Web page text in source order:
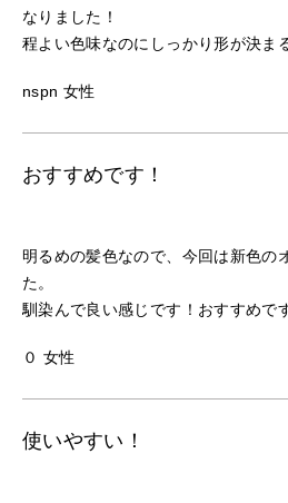
なりました！
程よい色味なのにしっかり形が決ま
nspn 女性
おすすめです！
明るめの髪色なので、今回は新色の
た。
馴染んで良い感じです！おすすめで
０ 女性
使いやすい！